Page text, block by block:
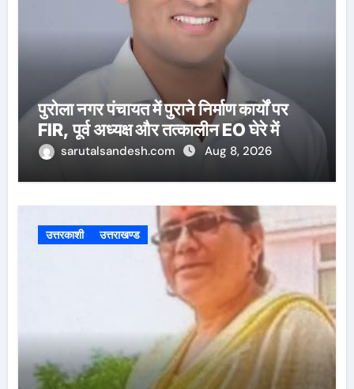
पुरोला नगर पंचायत में पुराने निर्माण कार्यों पर
FIR, पूर्व अध्यक्ष और तत्कालीन EO घेरे में
sarutalsandesh.com Aug 8, 2026
उत्तरकाशी उत्तराखण्ड